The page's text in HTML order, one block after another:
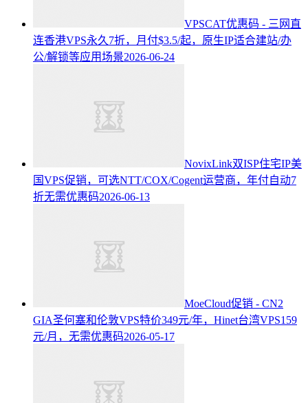
VPSCAT优惠码 - 三网直
连香港VPS永久7折，月付$3.5/起，原生IP适合建站/办
公/解锁等应用场景2026-06-24
NovixLink双ISP住宅IP美
国VPS促销，可选NTT/COX/Cogent运营商，年付自动7
折无需优惠码2026-06-13
MoeCloud促销 - CN2
GIA圣何塞和伦敦VPS特价349元/年，Hinet台湾VPS159
元/月，无需优惠码2026-05-17